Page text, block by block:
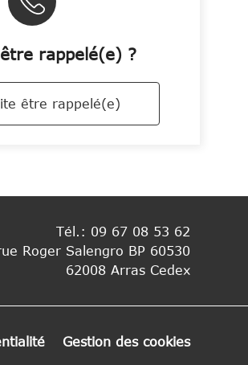
rappelé(e) ?
être rappelé(e)
Tél.: 09 67 08 53 62
Roger Salengro BP 60530
62008 Arras Cedex
Gestion des cookies